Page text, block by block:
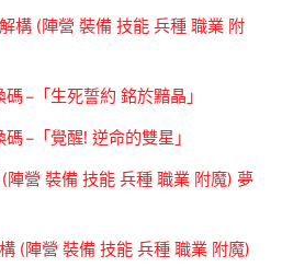
構 (陣營 裝備 技能 兵種 職業 附
–「生死誓約 銘於黯晶」
–「覺醒! 逆命的雙星」
營 裝備 技能 兵種 職業 附魔) 夢
(陣營 裝備 技能 兵種 職業 附魔)